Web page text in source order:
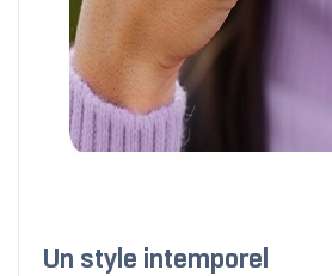
Un style intemporel